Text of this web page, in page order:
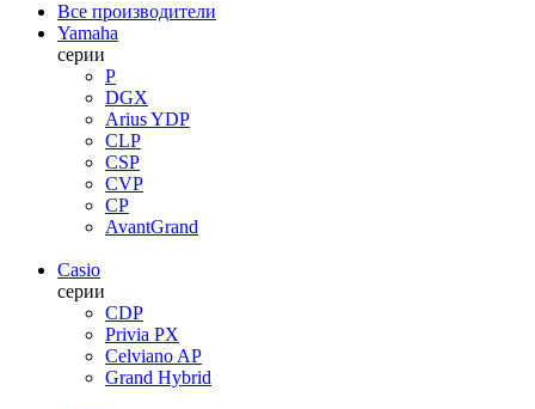
Все производители
Yamaha
серии
P
DGX
Arius YDP
CLP
CSP
CVP
CP
AvantGrand
Casio
серии
CDP
Privia PX
Celviano AP
Grand Hybrid